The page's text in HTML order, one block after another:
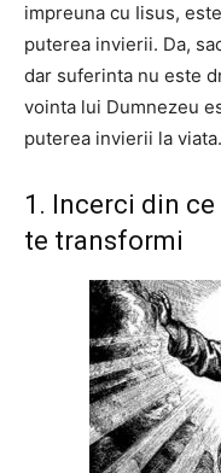
impreuna cu Iisus,
puterea invierii. Da,
dar suferinta nu este
vointa lui Dumnezeu
puterea invierii la viata.
1. Incerci din
te transformi